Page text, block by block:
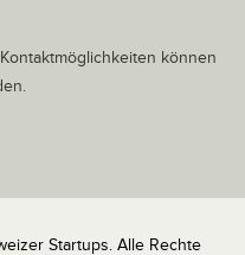
können
Startups. Alle Rechte